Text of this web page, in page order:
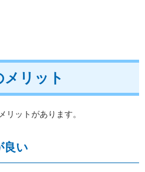
メリット
リットがあります。
良い